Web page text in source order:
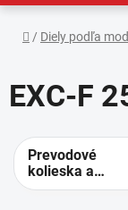
Domov
/ Diely podľa
EXC-F
Prevodové
kolieska a
rozety -